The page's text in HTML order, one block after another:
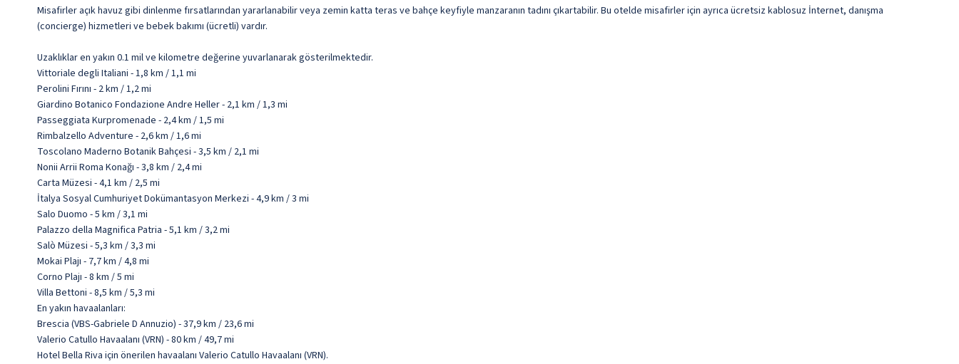
Misafirler açık havuz gibi dinlenme fırsatlarından yararlanabilir veya zemin katta teras ve bahçe keyfiyle manzaranın tadını çıkartabilir. Bu otelde misafirler için ayrıca ücretsiz kablosuz İnternet, danışma
(concierge) hizmetleri ve bebek bakımı (ücretli) vardır.
Uzaklıklar en yakın 0.1 mil ve kilometre değerine yuvarlanarak gösterilmektedir.
Vittoriale degli Italiani - 1,8 km / 1,1 mi
Perolini Fırını - 2 km / 1,2 mi
Giardino Botanico Fondazione Andre Heller - 2,1 km / 1,3 mi
Passeggiata Kurpromenade - 2,4 km / 1,5 mi
Rimbalzello Adventure - 2,6 km / 1,6 mi
Toscolano Maderno Botanik Bahçesi - 3,5 km / 2,1 mi
Nonii Arrii Roma Konağı - 3,8 km / 2,4 mi
Carta Müzesi - 4,1 km / 2,5 mi
İtalya Sosyal Cumhuriyet Dokümantasyon Merkezi - 4,9 km / 3 mi
Salo Duomo - 5 km / 3,1 mi
Palazzo della Magnifica Patria - 5,1 km / 3,2 mi
Salò Müzesi - 5,3 km / 3,3 mi
Mokai Plajı - 7,7 km / 4,8 mi
Corno Plajı - 8 km / 5 mi
Villa Bettoni - 8,5 km / 5,3 mi
En yakın havaalanları:
Brescia (VBS-Gabriele D Annuzio) - 37,9 km / 23,6 mi
Valerio Catullo Havaalanı (VRN) - 80 km / 49,7 mi
Hotel Bella Riva için önerilen havaalanı Valerio Catullo Havaalanı (VRN).